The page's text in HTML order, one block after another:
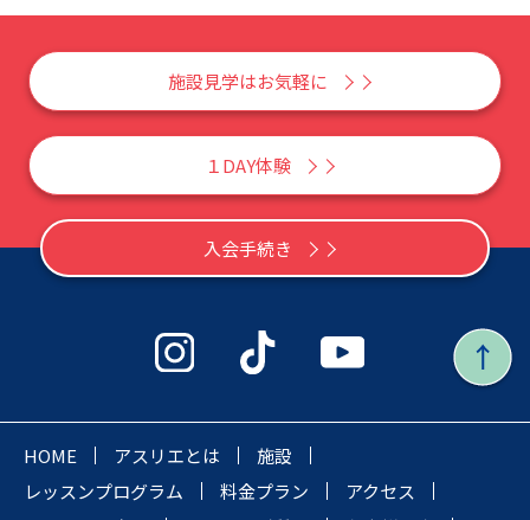
施設見学はお気軽に
１DAY体験
入会手続き
HOME アスリエとは
施設
レッスンプログラム
料金プラン
アクセス